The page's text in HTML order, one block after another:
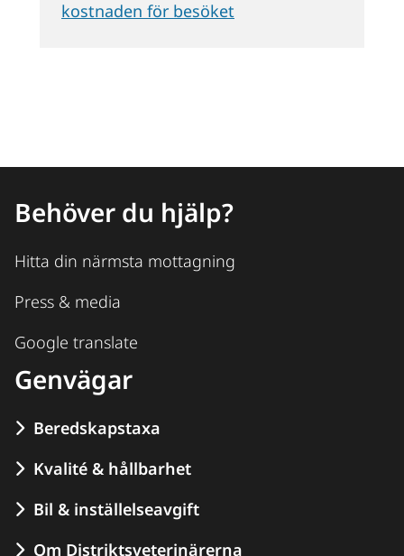
kostnaden för besöket
Behöver du hjälp?
Hitta din närmsta mottagning
Press & media
Google translate
Genvägar
Beredskapstaxa
Kvalité & hållbarhet
Bil & inställelseavgift
Om Distriktsveterinärerna